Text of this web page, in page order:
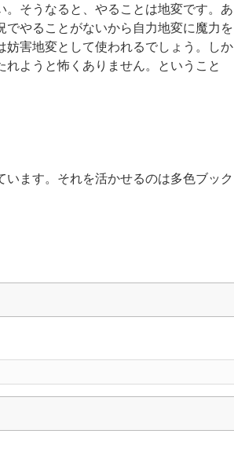
。そうなると、やることは地変です。あ
やることがないから自力地変に魔力を
害地変として使われるでしょう。しか
ようと怖くありません。ということ
ます。それを活かせるのは多色ブック